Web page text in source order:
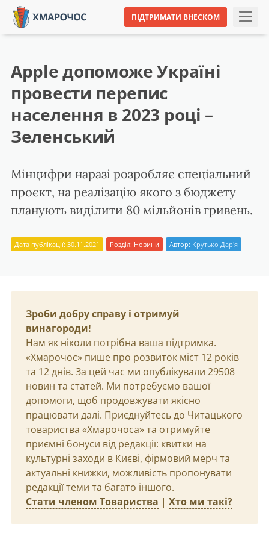
ПІДТРИМАТИ ВНЕСКОМ
Apple допоможе Україні
провести перепис
населення в 2023 році –
Зеленський
Мінцифри наразі розробляє спеціальний
проєкт, на реалізацію якого з бюджету
планують виділити 80 мільйонів гривень.
Дата публікації: 30.11.2021 Розділ: Новини Автор: Крутько Дар'я
Зроби добру справу і отримуй
винагороди!
Нам як ніколи потрібна ваша підтримка.
«Хмарочос» пише про розвиток міст 12 років
та 12 днів. За цей час ми опублікували 29508
новин та статей. Ми потребуємо вашої
допомоги, щоб продовжувати якісно
працювати далі. Приєднуйтесь до Читацького
товариства «Хмарочоса» та отримуйте
приємні бонуси від редакції: квитки на
культурні заходи в Києві, фірмовий мерч та
актуальні книжки, можливість пропонувати
редакції теми та багато іншого.
Стати членом Товариства | Хто ми такі?